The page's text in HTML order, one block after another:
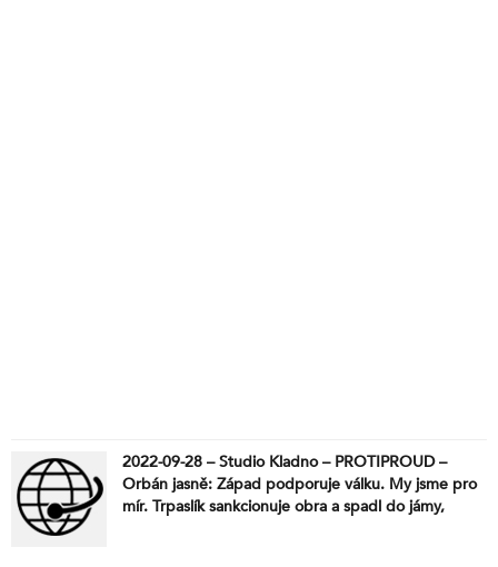
2022-09-28 – Studio Kladno – PROTIPROUD –
Orbán jasně: Západ podporuje válku. My jsme pro
mír. Trpaslík sankcionuje obra a spadl do jámy,